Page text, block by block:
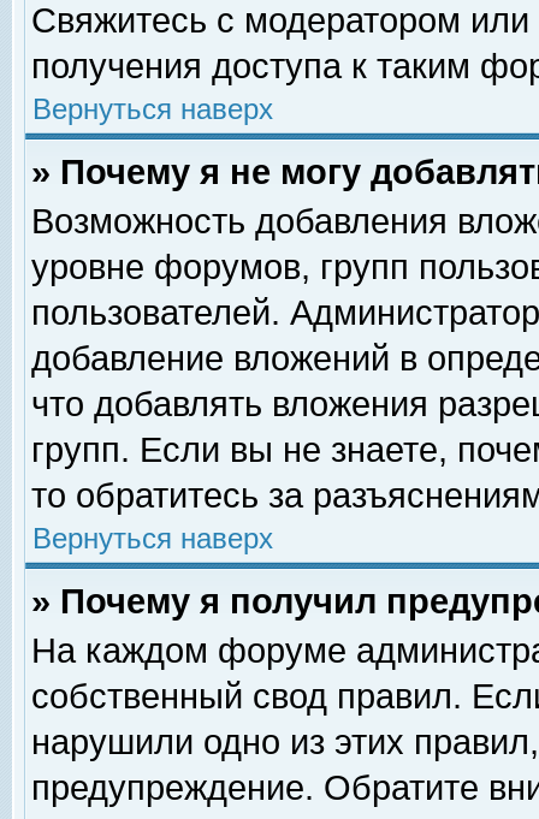
Свяжитесь с модератором
получения доступа к таким
Вернуться наверх
» Почему я не могу
Возможность добавления
уровне форумов, групп
пользователей.
добавление вложений в
что добавлять вложения
групп. Если вы не знаете,
то обратитесь за
Вернуться наверх
» Почему я получил
На каждом форуме
собственный свод правил.
нарушили одно из этих
предупреждение. Обратите